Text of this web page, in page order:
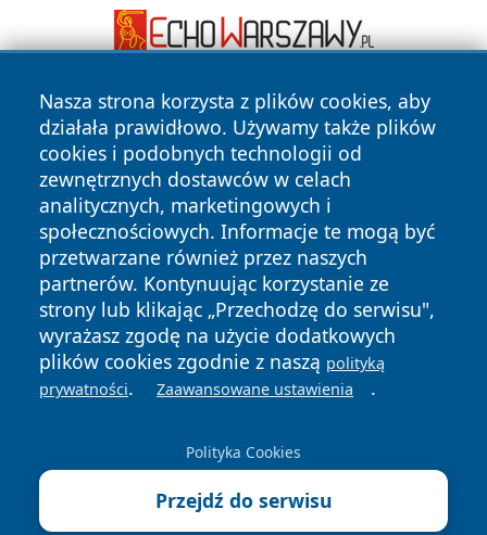
Nasza strona korzysta z plików cookies, aby
działała prawidłowo. Używamy także plików
cookies i podobnych technologii od
zewnętrznych dostawców w celach
analitycznych, marketingowych i
społecznościowych. Informacje te mogą być
przetwarzane również przez naszych
partnerów. Kontynuując korzystanie ze
strony lub klikając „Przechodzę do serwisu",
wyrażasz zgodę na użycie dodatkowych
plików cookies zgodnie z naszą polityką
prywatności. Zaawansowane ustawienia .
Polityka Cookies
Przejdź do serwisu
Copyright © 2026 bedzinski24.pl Wszystkie prawa
zastrzeżone.
News Autorzy
Polityka
Prywatności
Polityka
Cookies